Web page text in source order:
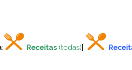
: Receitas (todas)